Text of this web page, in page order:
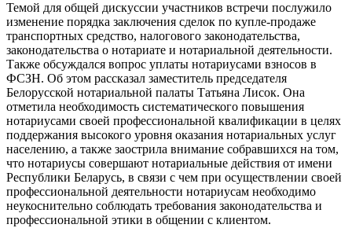
Темой для общей дискуссии участников встречи послужило
изменение порядка заключения сделок по купле-продаже
транспортных средство, налогового законодательства,
законодательства о нотариате и нотариальной деятельности.
Также обсуждался вопрос уплаты нотариусами взносов в
ФСЗН. Об этом рассказал заместитель председателя
Белорусской нотариальной палаты Татьяна Лисок. Она
отметила необходимость систематического повышения
нотариусами своей профессиональной квалификации в целях
поддержания высокого уровня оказания нотариальных услуг
населению, а также заострила внимание собравшихся на том,
что нотариусы совершают нотариальные действия от имени
Республики Беларусь, в связи с чем при осуществлении своей
профессиональной деятельности нотариусам необходимо
неукоснительно соблюдать требования законодательства и
профессиональной этики в общении с клиентом.